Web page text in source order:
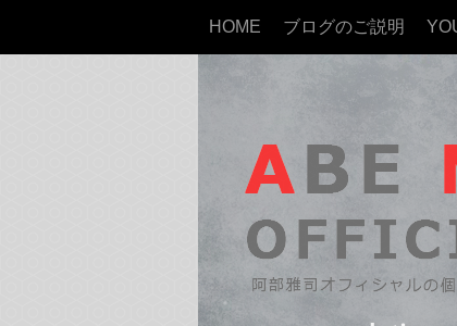
HOME ブログのご説明